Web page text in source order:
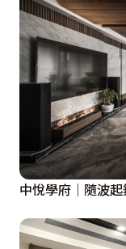
中悅學府｜隨波